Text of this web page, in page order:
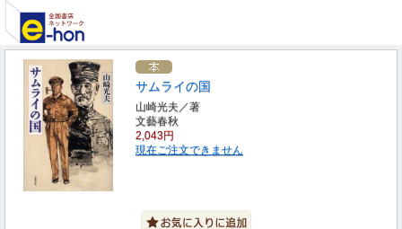
サムライの国
山崎光夫／著
文藝春秋
2,043円
現在ご注文できません